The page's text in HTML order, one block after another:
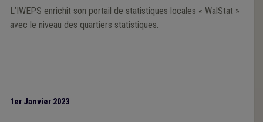
L’IWEPS enrichit son portail de statistiques locales « WalStat »
avec le niveau des quartiers statistiques.
1er Janvier 2023